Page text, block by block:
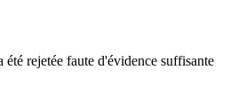
été rejetée faute d'évidence suffisante